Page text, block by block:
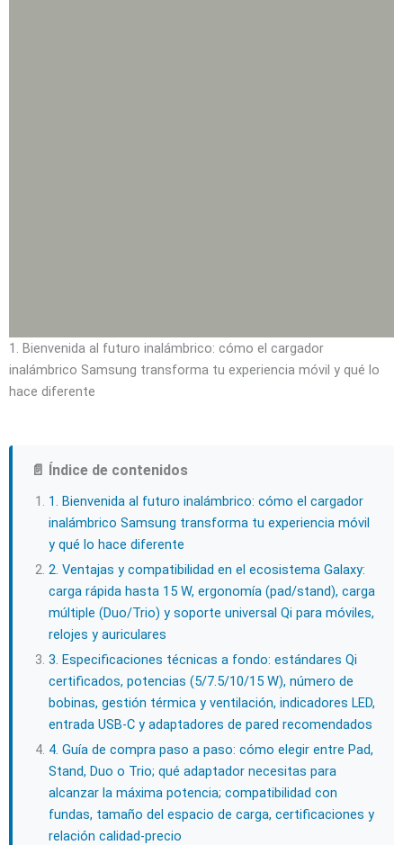
1. Bienvenida al futuro inalámbrico: cómo el cargador
inalámbrico Samsung transforma tu experiencia móvil y qué lo
hace diferente
📄 Índice de contenidos
1. Bienvenida al futuro inalámbrico: cómo el cargador
inalámbrico Samsung transforma tu experiencia móvil
y qué lo hace diferente
2. Ventajas y compatibilidad en el ecosistema Galaxy:
carga rápida hasta 15 W, ergonomía (pad/stand), carga
múltiple (Duo/Trio) y soporte universal Qi para móviles,
relojes y auriculares
3. Especificaciones técnicas a fondo: estándares Qi
certificados, potencias (5/7.5/10/15 W), número de
bobinas, gestión térmica y ventilación, indicadores LED,
entrada USB‑C y adaptadores de pared recomendados
4. Guía de compra paso a paso: cómo elegir entre Pad,
Stand, Duo o Trio; qué adaptador necesitas para
alcanzar la máxima potencia; compatibilidad con
fundas, tamaño del espacio de carga, certificaciones y
relación calidad‑precio